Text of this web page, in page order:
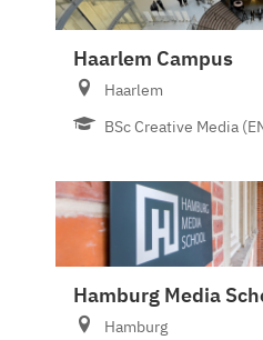
Haarlem Campus
Haarlem
BSc Creative Media
Hamburg Media
Hamburg